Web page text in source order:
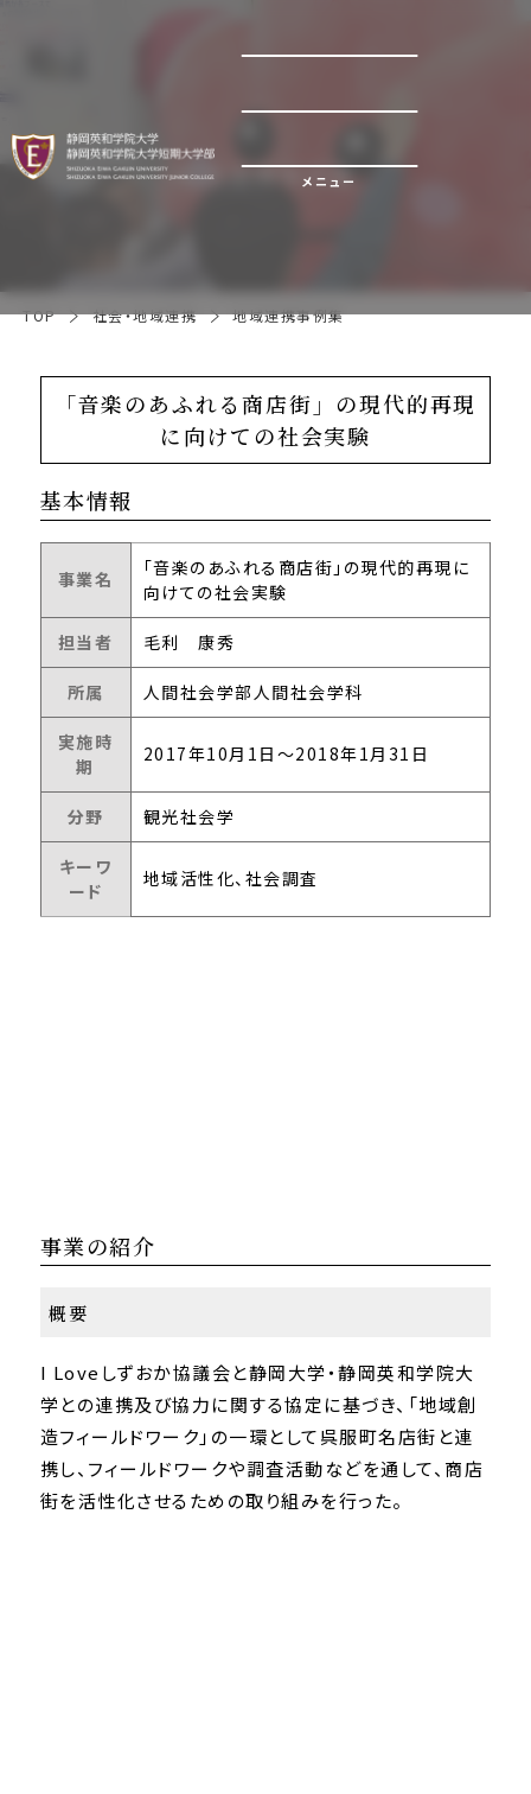
メニュー
地域連携事例集
TOP 社会・地域連携 地域連携事例集
「音楽のあふれる商店街」の現代的再現
に向けての社会実験
基本情報
事業名
「音楽のあふれる商店街」の現代的再現に
向けての社会実験
担当者 毛利 康秀
所属 人間社会学部人間社会学科
実施時
期
2017年10月1日～2018年1月31日
分野 観光社会学
キーワ
ード
地域活性化、社会調査
事業の紹介
概要
I Loveしずおか協議会と静岡大学・静岡英和学院大
学との連携及び協力に関する協定に基づき、「地域創
造フィールドワーク」の一環として呉服町名店街と連
携し、フィールドワークや調査活動などを通して、商店
街を活性化させるための取り組みを行った。